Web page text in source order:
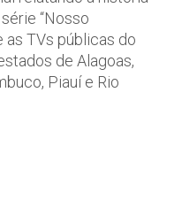
“Nosso
as TVs públicas do
de Alagoas,
Piauí e Rio